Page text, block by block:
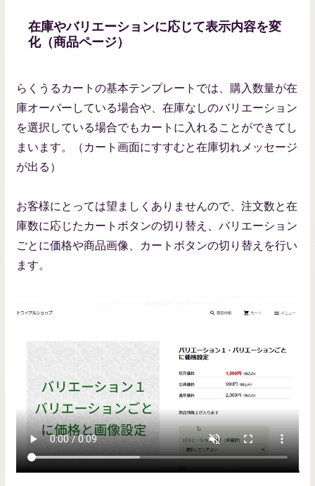
在庫やバリエーションに応じて表示内容を変
化（商品ページ）
らくうるカートの基本テンプレートでは、購入数量が在
庫オーバーしている場合や、在庫なしのバリエーション
を選択している場合でもカートに入れることができてし
まいます。（カート画面にすすむと在庫切れメッセージ
が出る）
お客様にとっては望ましくありませんので、注文数と在
庫数に応じたカートボタンの切り替え、バリエーション
ごとに価格や商品画像、カートボタンの切り替えを行い
ます。